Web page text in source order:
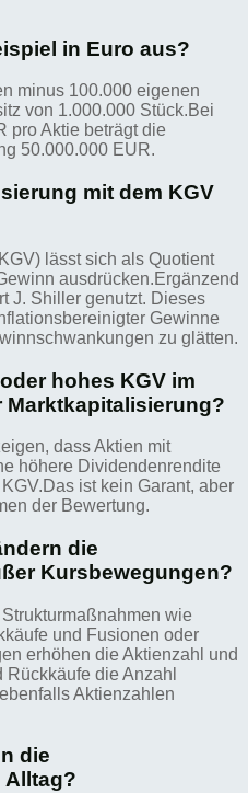
in Euro aus?
minus 100.000 eigenen
von 1.000.000 Stück.Bei
pro Aktie beträgt die
50.000.000 EUR.
mit dem KGV
lässt sich als Quotient
ausdrücken.Ergänzend
J. Shiller genutzt. Dieses
Gewinne
zu glätten.
hohes KGV im
Marktkapitalisierung?
dass Aktien mit
höhere Dividendenrendite
ist kein Garant, aber
der Bewertung.
die
Kursbewegungen?
wie
und Fusionen oder
erhöhen die Aktienzahl und
die Anzahl
Aktienzahlen
die
Alltag?